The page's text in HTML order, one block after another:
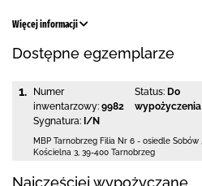
Więcej informacji
Dostępne egzemplarze
1.
Numer
inwentarzowy: 9982
Sygnatura: I/N
Status: Do
wypożyczenia
MBP Tarnobrzeg Filia Nr 6 - osiedle Sobów
Kościelna 3 39-400 Tarnobrzeg
Najczęściej wypożyczane